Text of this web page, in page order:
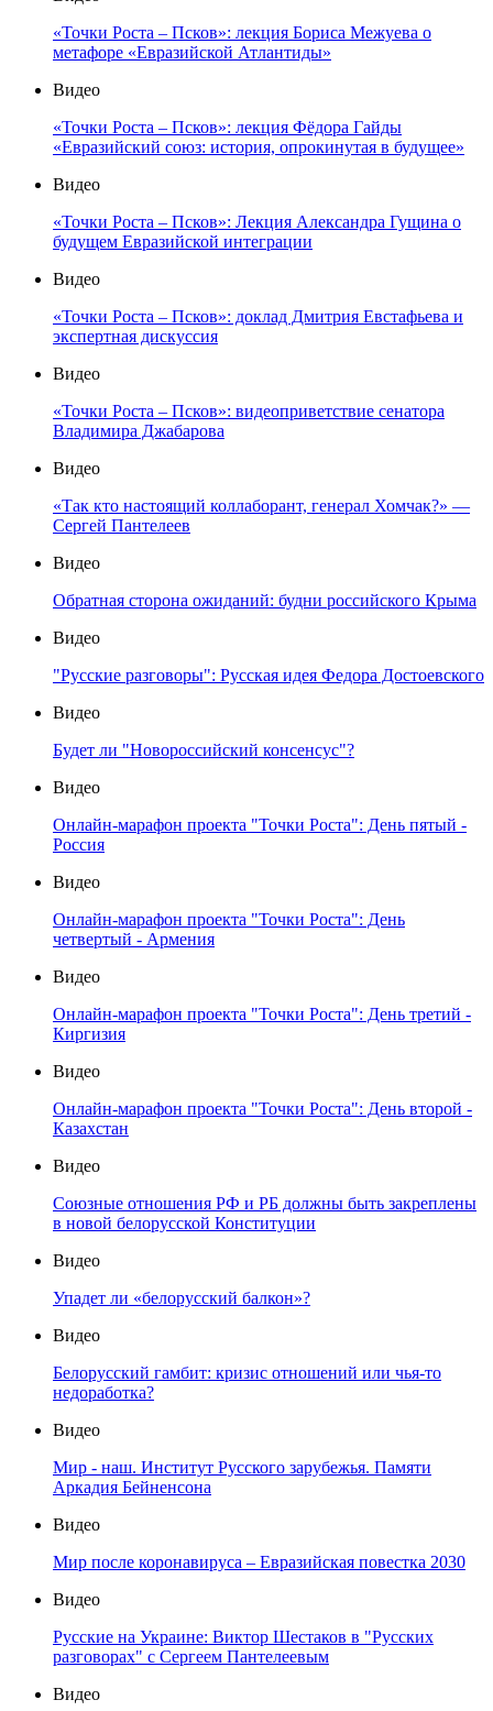
«Точки Роста – Псков»: лекция Бориса Межуева о
метафоре «Евразийской Атлантиды»
Видео
«Точки Роста – Псков»: лекция Фёдора Гайды
«Евразийский союз: история, опрокинутая в будущее»
Видео
«Точки Роста – Псков»: Лекция Александра Гущина о
будущем Евразийской интеграции
Видео
«Точки Роста – Псков»: доклад Дмитрия Евстафьева и
экспертная дискуссия
Видео
«Точки Роста – Псков»: видеоприветствие сенатора
Владимира Джабарова
Видео
«Так кто настоящий коллаборант, генерал Хомчак?» —
Сергей Пантелеев
Видео
Обратная сторона ожиданий: будни российского Крыма
Видео
"Русские разговоры": Русская идея Федора Достоевского
Видео
Будет ли "Новороссийский консенсус"?
Видео
Онлайн-марафон проекта "Точки Роста": День пятый -
Россия
Видео
Онлайн-марафон проекта "Точки Роста": День
четвертый - Армения
Видео
Онлайн-марафон проекта "Точки Роста": День третий -
Киргизия
Видео
Онлайн-марафон проекта "Точки Роста": День второй -
Казахстан
Видео
Союзные отношения РФ и РБ должны быть закреплены
в новой белорусской Конституции
Видео
Упадет ли «белорусский балкон»?
Видео
Белорусский гамбит: кризис отношений или чья-то
недоработка?
Видео
Мир - наш. Институт Русского зарубежья. Памяти
Аркадия Бейненсона
Видео
Мир после коронавируса – Евразийская повестка 2030
Видео
Русские на Украине: Виктор Шестаков в "Русских
разговорах" с Сергеем Пантелеевым
Видео